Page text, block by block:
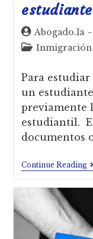
Abogado.la
Inmigración
Para estudiar
un
previamente
estudiantil.
documentos
Continue Reading